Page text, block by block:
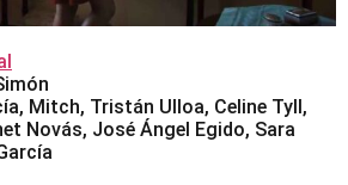
Mitch, Tristán Ulloa, Celine Tyll,
Novás, José Ángel Egido, Sara